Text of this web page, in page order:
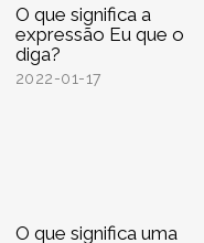
O que significa a
expressão Eu que o
diga?
2022-01-17
O que significa uma